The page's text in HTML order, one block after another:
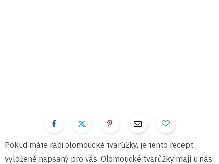
Pokud máte rádi olomoucké tvarůžky, je tento recept
vyloženě napsaný pro vás. Olomoucké tvarůžky mají u nás